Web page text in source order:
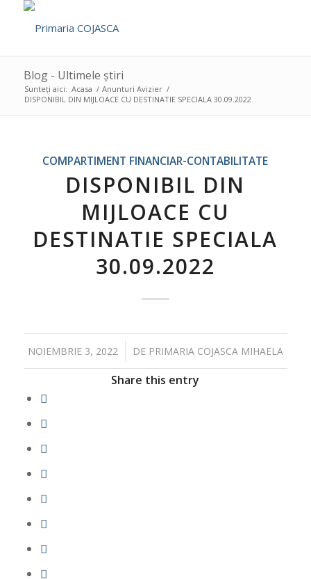
Blog - Ultimele știri
Sunteți aici: Acasa / Anunturi Avizier /
DISPONIBIL DIN MIJLOACE CU DESTINATIE SPECIALA 30.09.2022
COMPARTIMENT FINANCIAR-CONTABILITATE
DISPONIBIL DIN
MIJLOACE CU
DESTINATIE SPECIALA
30.09.2022
NOIEMBRIE 3, 2022
/ DE PRIMARIA COJASCA MIHAELA
Share this entry